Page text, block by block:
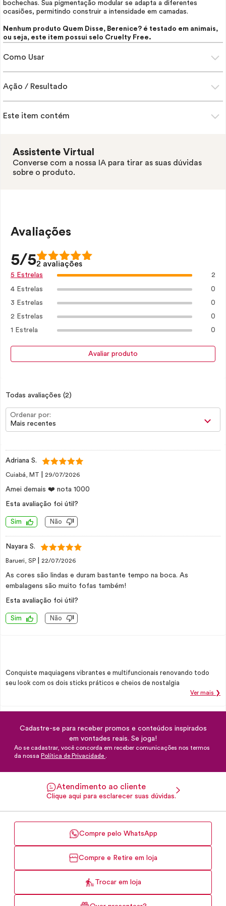
bochechas. Sua pigmentação modular se adapta a diferentes
ocasiões, permitindo construir a intensidade em camadas.
Nenhum produto Quem Disse, Berenice? é testado em animais,
ou seja, este item possui selo Cruelty Free.
Como Usar
Ação / Resultado
Este item contém
Assistente Virtual
Converse com a nossa IA para tirar as suas dúvidas
sobre o produto.
Avaliações
5/52 avaliações
5 Estrelas 2
4 Estrelas
0
3 Estrelas
0
2 Estrelas
0
1 Estrela
0
Avaliar produto
Todas avaliações (2)
Ordenar por:
Mais recentes
Adriana S.
Cuiabá, MT 29/07/2026
Amei demais ❤️ nota 1000
Esta avaliação foi útil?
Sim Não
Nayara S.
Barueri, SP 22/07/2026
As cores são lindas e duram bastante tempo na boca. As
embalagens são muito fofas também!
Esta avaliação foi útil?
Sim Não
Conquiste maquiagens vibrantes e multifuncionais renovando todo
seu look com os dois sticks práticos e cheios de nostalgia
Ver mais ❯
Cadastre-se para receber promos e conteúdos inspirados
em vontades reais. Se joga!
Ao se cadastrar, você concorda em receber comunicações nos termos
da nossa Política de Privacidade .
Atendimento ao cliente
Clique aqui para esclarecer suas dúvidas.
Compre pelo WhatsApp
Compre e Retire em loja
Trocar em loja